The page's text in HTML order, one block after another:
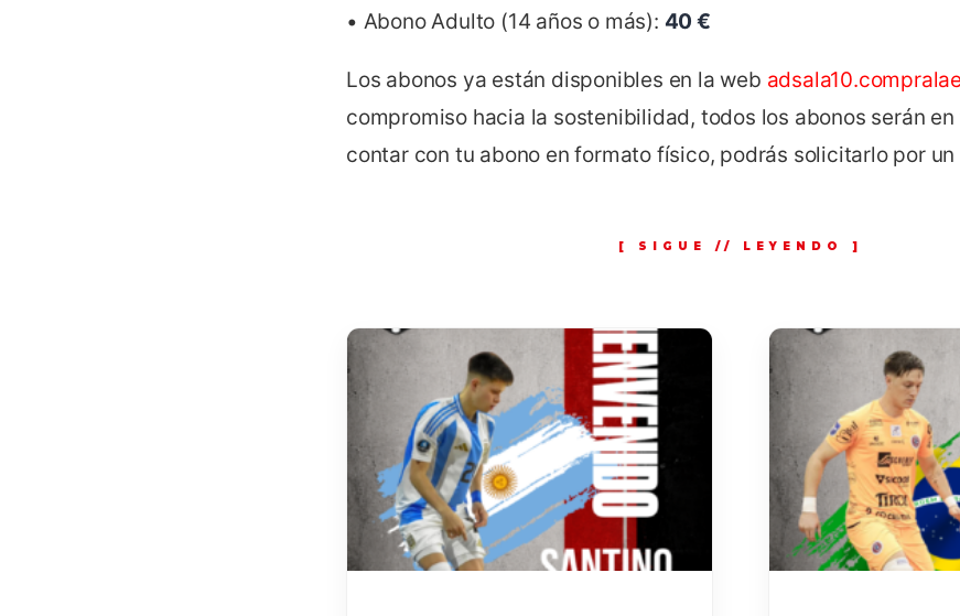
• Abono Adulto (14 años o más): 40 €
Los abonos ya están disponibles en la web
compromiso hacia la sostenibilidad, todos los abonos serán en
contar con tu abono en formato físico, podrás solicitarlo por